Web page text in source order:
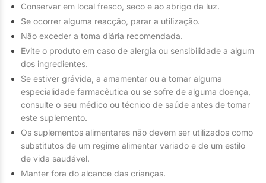
Conservar em local fresco, seco e ao abrigo da luz.
Se ocorrer alguma reacção, parar a utilização.
Não exceder a toma diária recomendada.
Evite o produto em caso de alergia ou sensibilidade a algum
dos ingredientes.
Se estiver grávida, a amamentar ou a tomar alguma
especialidade farmacêutica ou se sofre de alguma doença,
consulte o seu médico ou técnico de saúde antes de tomar
este suplemento.
Os suplementos alimentares não devem ser utilizados como
substitutos de um regime alimentar variado e de um estilo
de vida saudável.
Manter fora do alcance das crianças.